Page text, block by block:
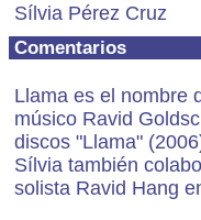
Sílvia Pérez Cruz
Comentarios
Llama es el nombre
músico Ravid
discos "Llama"
Sílvia también
solista Ravid Hang